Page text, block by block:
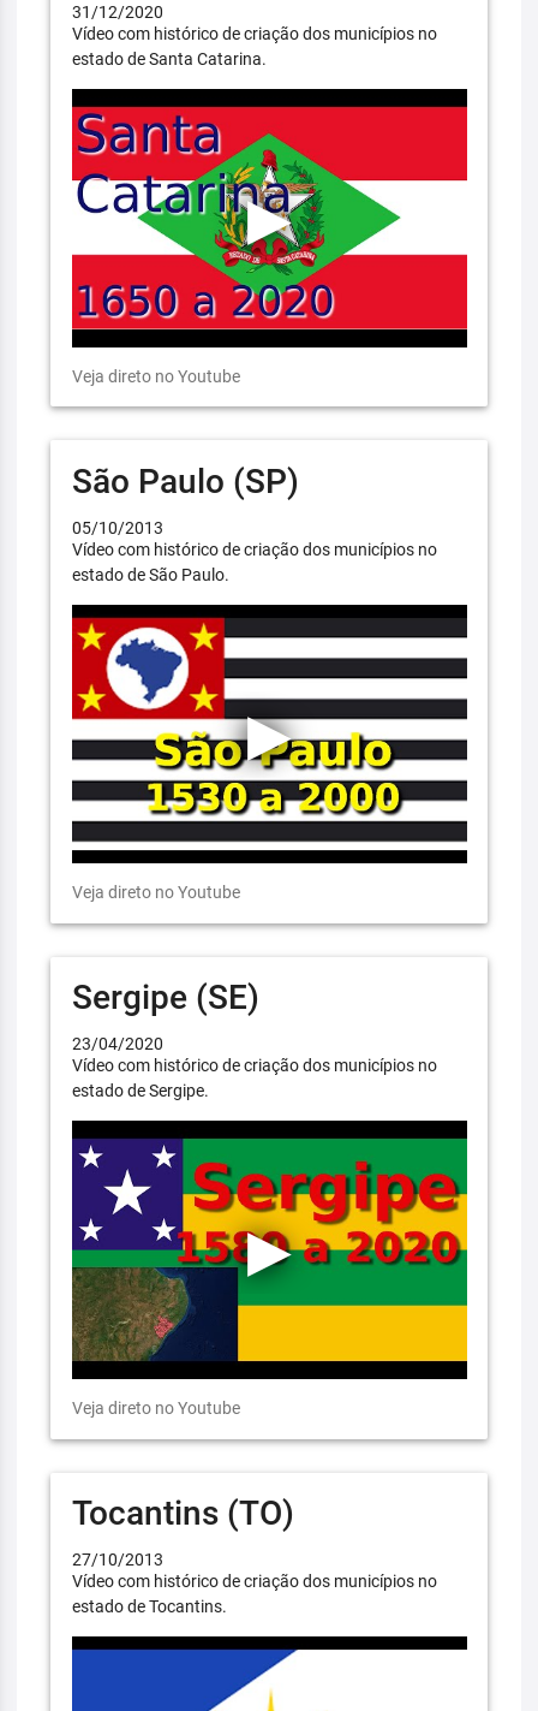
31/12/2020
Vídeo com histórico de criação dos municípios no
estado de Santa Catarina.
Veja direto no Youtube
São Paulo (SP)
05/10/2013
Vídeo com histórico de criação dos municípios no
estado de São Paulo.
Veja direto no Youtube
Sergipe (SE)
23/04/2020
Vídeo com histórico de criação dos municípios no
estado de Sergipe.
Veja direto no Youtube
Tocantins (TO)
27/10/2013
Vídeo com histórico de criação dos municípios no
estado de Tocantins.